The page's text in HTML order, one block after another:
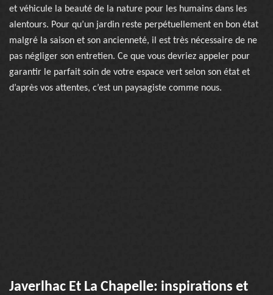
et véhicule la beauté de la nature pour les humains dans les
alentours. Pour qu’un jardin reste perpétuellement en bon état
malgré la saison et son ancienneté, il est très nécessaire de ne
pas négliger son entretien. Ce que vous devriez appeler pour
garantir le parfait soin de votre espace vert selon son état et
d’après vos attentes, c’est un paysagiste comme nous.
Javerlhac Et La Chapelle: inspirations et